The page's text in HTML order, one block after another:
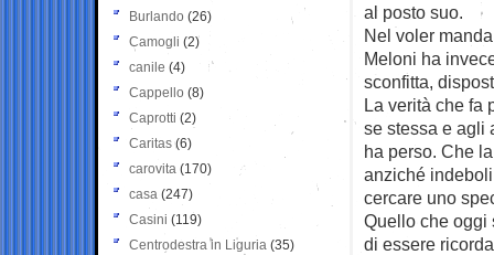
al posto suo.
Nel voler
Meloni ha
sconfitta,
La verità che fa
se stessa e agli
ha perso. Che
anziché
cercare uno
Quello che oggi
di essere
Burlando (26)
Camogli (2)
canile (4)
Cappello (8)
Caprotti (2)
Caritas (6)
carovita (170)
casa (247)
Casini (119)
Centrodestra in Liguria (35)